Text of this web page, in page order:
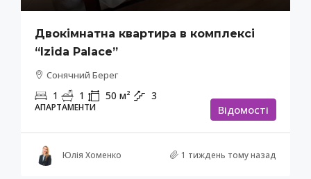
Двокімнатна квартира в комплексі
“Izida Palace”
Сонячний Берег
1 1 50 м² 3
АПАРТАМЕНТИ Відомості
Юлія Хоменко 1 тиждень тому назад